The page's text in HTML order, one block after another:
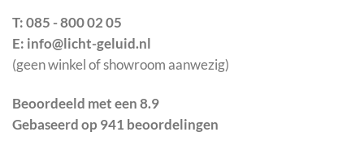
T: 085 - 800 02 05
E: info@licht-geluid.nl
(geen winkel of showroom aanwezig)
Beoordeeld met een 8.9
Gebaseerd op 941 beoordelingen